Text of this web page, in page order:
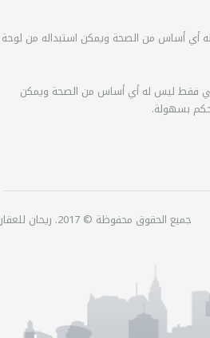
أساس من الصحة ويمكن استبداله من لوحة
فقط ليس له أي أساس من الصحة ويمكن
بسهولة.
جميع الحقوق محفوظة © 2017. ريحان للعقارات.